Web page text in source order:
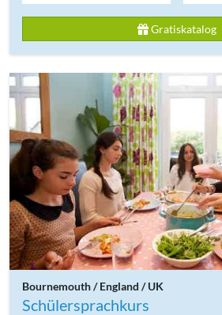
Gratiskatalog
Bournemouth / England / UK
Schülersprachkurs